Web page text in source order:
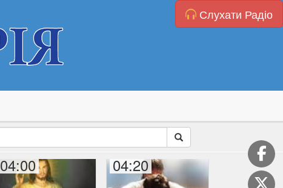
Слухати Радіо
04:00 04:20 05:00